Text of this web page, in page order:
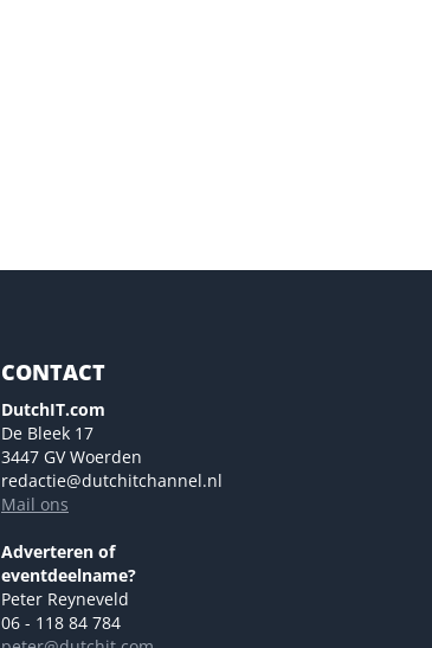
CONTACT
DutchIT.com
De Bleek 17
3447 GV Woerden
redactie@dutchitchannel.nl
Mail ons
Adverteren of
eventdeelname?
Peter Reyneveld
06 - 118 84 784